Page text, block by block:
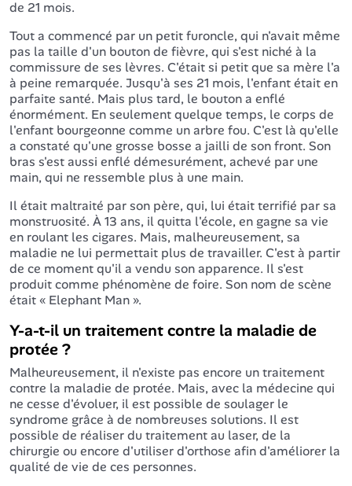
de 21 mois.
Tout a commencé par un petit furoncle, qui n'avait même
pas la taille d'un bouton de fièvre, qui s'est niché à la
commissure de ses lèvres. C'était si petit que sa mère l'a
à peine remarquée. Jusqu'à ses 21 mois, l'enfant était en
parfaite santé. Mais plus tard, le bouton a enflé
énormément. En seulement quelque temps, le corps de
l'enfant bourgeonne comme un arbre fou. C'est là qu'elle
a constaté qu'une grosse bosse a jailli de son front. Son
bras s'est aussi enflé démesurément, achevé par une
main, qui ne ressemble plus à une main.
Il était maltraité par son père, qui, lui était terrifié par sa
monstruosité. À 13 ans, il quitta l'école, en gagne sa vie
en roulant les cigares. Mais, malheureusement, sa
maladie ne lui permettait plus de travailler. C'est à partir
de ce moment qu'il a vendu son apparence. Il s'est
produit comme phénomène de foire. Son nom de scène
était « Elephant Man ».
Y-a-t-il un traitement contre la maladie de
protée ?
Malheureusement, il n'existe pas encore un traitement
contre la maladie de protée. Mais, avec la médecine qui
ne cesse d'évoluer, il est possible de soulager le
syndrome grâce à de nombreuses solutions. Il est
possible de réaliser du traitement au laser, de la
chirurgie ou encore d'utiliser d'orthose afin d'améliorer la
qualité de vie de ces personnes.